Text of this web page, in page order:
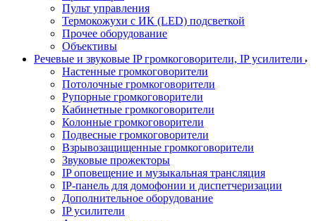
Пульт управления
Термокожухи с ИК (LED) подсветкой
Прочее оборудование
Объективы
Речевые и звуковые IP громкоговорители, IP усилители
Настенные громкоговорители
Потолочные громкоговорители
Рупорные громкоговорители
Кабинетные громкоговорители
Колонные громкоговорители
Подвесные громкоговорители
Взрывозащищенные громкоговорители
Звуковые прожекторы
IP оповещение и музыкальная трансляция
IP-панель для домофонии и диспетчеризации
Дополнительное оборудование
IP усилители